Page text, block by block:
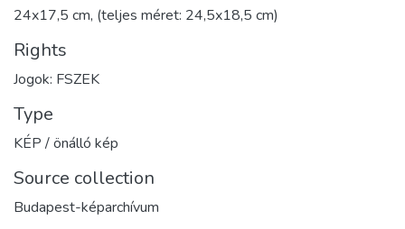
24x17,5 cm, (teljes méret: 24,5x18,5 cm)
Rights
Jogok: FSZEK
Type
KÉP / önálló kép
Source collection
Budapest-képarchívum